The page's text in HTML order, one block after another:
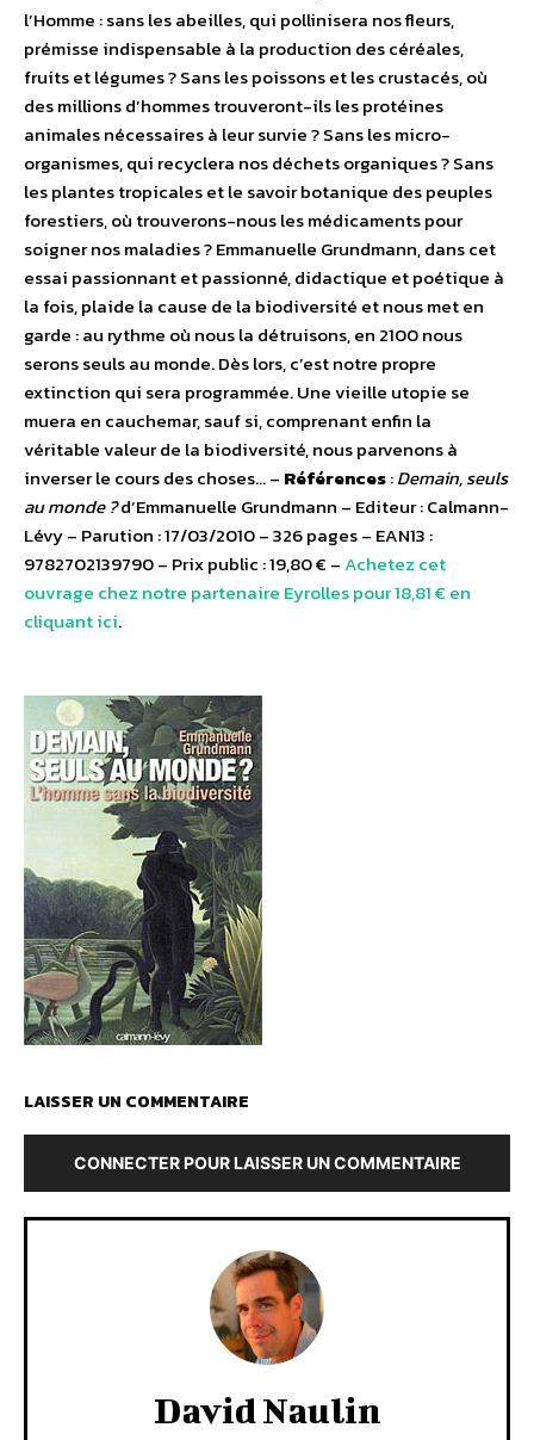
l’Homme : sans les abeilles, qui pollinisera nos fleurs,
prémisse indispensable à la production des céréales,
fruits et légumes ? Sans les poissons et les crustacés, où
des millions d’hommes trouveront-ils les protéines
animales nécessaires à leur survie ? Sans les micro-
organismes, qui recyclera nos déchets organiques ? Sans
les plantes tropicales et le savoir botanique des peuples
forestiers, où trouverons-nous les médicaments pour
soigner nos maladies ? Emmanuelle Grundmann, dans cet
essai passionnant et passionné, didactique et poétique à
la fois, plaide la cause de la biodiversité et nous met en
garde : au rythme où nous la détruisons, en 2100 nous
serons seuls au monde. Dès lors, c’est notre propre
extinction qui sera programmée. Une vieille utopie se
muera en cauchemar, sauf si, comprenant enfin la
véritable valeur de la biodiversité, nous parvenons à
inverser le cours des choses… – Références:Demain, seuls
au monde ?d’Emmanuelle Grundmann – Editeur : Calmann-
Lévy – Parution : 17/03/2010 – 326 pages – EAN13 :
9782702139790 – Prix public : 19,80 € –Achetez cet
ouvrage chez notre partenaire Eyrolles pour 18,81 € en
cliquant ici.
LAISSER UN COMMENTAIRE
CONNECTER POUR LAISSER UN COMMENTAIRE
David Naulin